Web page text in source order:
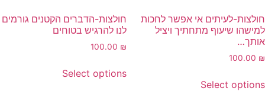
חולצות-לעיתים אי אפשר לחכות
למישהו שיעוף מתחתיך ויציל
אותך…
100.00 ₪
Select options
חולצות-הדברים הקטנים גורמים
לנו להרגיש בטוחים
100.00 ₪
Select options